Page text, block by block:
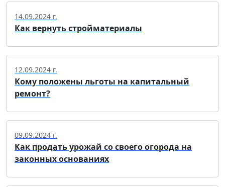
14.09.2024 г.
Как вернуть стройматериалы
12.09.2024 г.
Кому положены льготы на капитальный
ремонт?
09.09.2024 г.
Как продать урожай со своего огорода на
законных основаниях